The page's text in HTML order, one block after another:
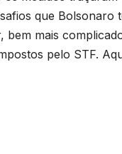
que Bolsonaro
bem mais
pelo STF.